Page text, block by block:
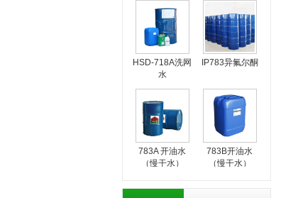
HSD-718A洗网
水
IP783异氟尔酮
783A 开油水
（慢干水）
783B开油水
（慢干水）